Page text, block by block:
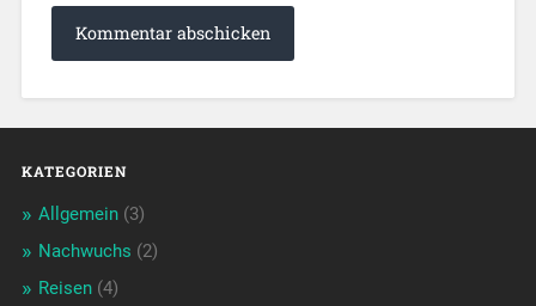
KATEGORIEN
Allgemein(3)
Nachwuchs (2)
Reisen(4)